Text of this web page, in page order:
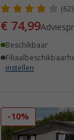
(62)
€ 74,99
Beschikbaar
instellen
-10%